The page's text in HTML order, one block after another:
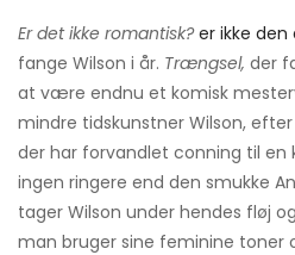
Er det ikke romantisk? er ikke
fange Wilson i år. Trængsel, der
at være endnu et komisk
mindre tidskunstner Wilson,
der har forvandlet conning til en
ingen ringere end den smukke
tager Wilson under hendes fløj
man bruger sine feminine